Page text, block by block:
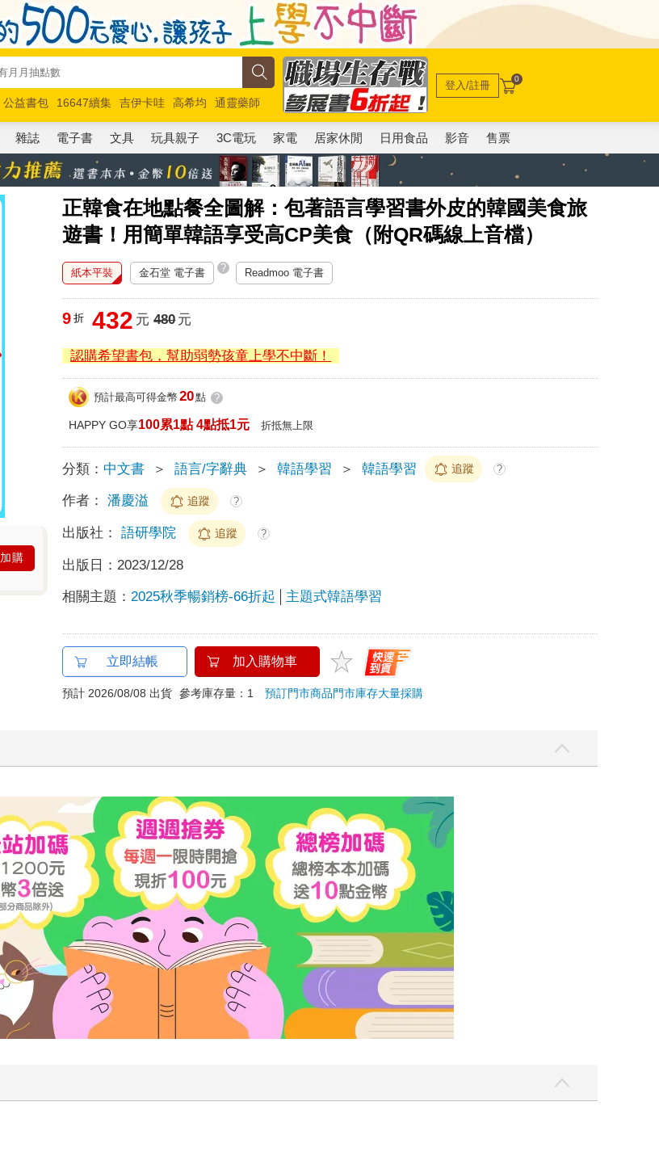
公益書包 16647續集 吉伊卡哇 高希均
通靈藥師
馬斯克 玩具總動員5 超慢跑
登入/註冊 0
雜誌 電子書 文具 玩具親子 3C電玩 家電 居家休閒 日用食品 影音 售票
正韓食在地點餐全圖解：包著語言學習書外皮的韓國美食旅
遊書！用簡單韓語享受高CP美食（附QR碼線上音檔）
加購
紙本平裝 金石堂 電子書 ? Readmoo 電子書
9 折 432 元 480元
認購希望書包，幫助弱勢孩童上學不中斷！
預計最高可得金幣 20點 ?
HAPPY GO享100累1點 4點抵1元 折抵無上限
分類： 中文書 ＞ 語言/字辭典 ＞ 韓語學習 ＞ 韓語學習 追蹤 ?
作者： 潘慶溢 追蹤 ?
出版社： 語研學院 追蹤 ?
出版日： 2023/12/28
相關主題： 2025秋季暢銷榜-66折起 主題式韓語學習
立即結帳 加入購物車
預計 2026/08/08 出貨 參考庫存量：1預訂門市商品門市庫存大量採購